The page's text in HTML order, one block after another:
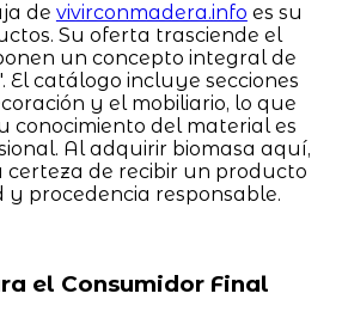
de vivirconmadera.info es su
Su oferta trasciende el
un concepto integral de
El catálogo incluye secciones
y el mobiliario, lo que
conocimiento del material es
Al adquirir biomasa aquí,
certeza de recibir un producto
procedencia responsable.
el Consumidor Final